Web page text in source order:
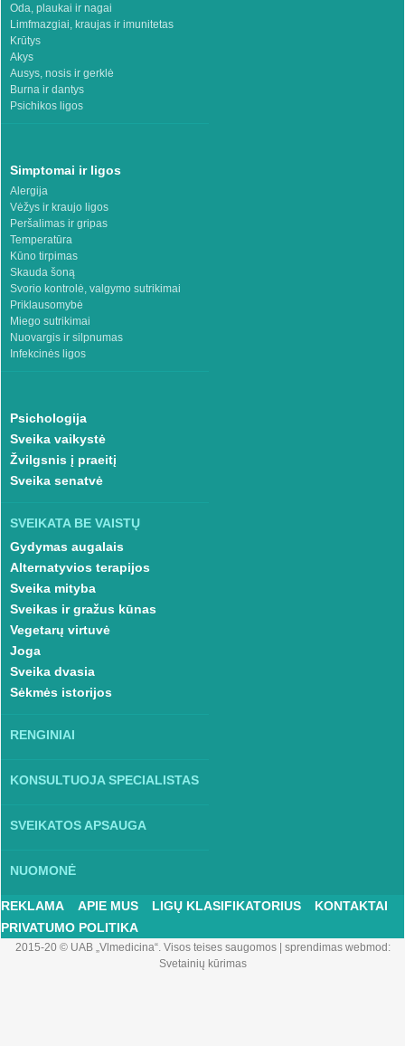
Oda, plaukai ir nagai
Limfmazgiai, kraujas ir imunitetas
Krūtys
Akys
Ausys, nosis ir gerklė
Burna ir dantys
Psichikos ligos
Simptomai ir ligos
Alergija
Vėžys ir kraujo ligos
Peršalimas ir gripas
Temperatūra
Kūno tirpimas
Skauda šoną
Svorio kontrolė, valgymo sutrikimai
Priklausomybė
Miego sutrikimai
Nuovargis ir silpnumas
Infekcinės ligos
Psichologija
Sveika vaikystė
Žvilgsnis į praeitį
Sveika senatvė
SVEIKATA BE VAISTŲ
Gydymas augalais
Alternatyvios terapijos
Sveika mityba
Sveikas ir gražus kūnas
Vegetarų virtuvė
Joga
Sveika dvasia
Sėkmės istorijos
RENGINIAI
KONSULTUOJA SPECIALISTAS
SVEIKATOS APSAUGA
NUOMONĖ
REKLAMA APIE MUS LIGŲ KLASIFIKATORIUS
KONTAKTAI
PRIVATUMO POLITIKA
2015-20 © UAB „Vlmedicina“. Visos teises saugomos| sprendimas webmod:
Svetainių kūrimas